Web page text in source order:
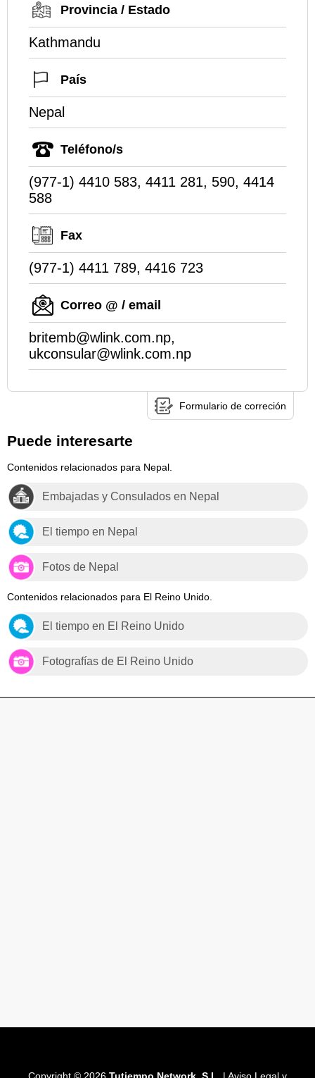
Provincia / Estado
Kathmandu
País
Nepal
Teléfono/s
(977-1) 4410 583, 4411 281, 590, 4414
588
Fax
(977-1) 4411 789, 4416 723
Correo @ / email
britemb@wlink.com.np,
ukconsular@wlink.com.np
Formulario de correción
Puede interesarte
Contenidos relacionados para Nepal.
Embajadas y Consulados en Nepal
El tiempo en Nepal
Fotos de Nepal
Contenidos relacionados para El Reino Unido.
El tiempo en El Reino Unido
Fotografías de El Reino Unido